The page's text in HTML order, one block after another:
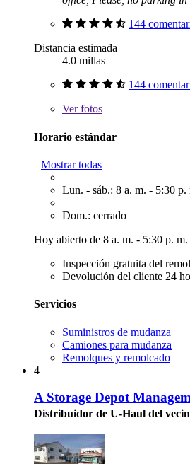
144
Distancia estimada
4.0 millas
144
Verfotos
Horario estándar
Mostrar todas
Lun. - sáb.: 8 a. m. - 5:30 p.
Dom.: cerrado
Hoy abierto de 8 a. m. - 5:30 p. m.
Inspección gratuita del
Devolución del cliente 24
Servicios
Suministros de mudanza
Camiones para mudanza
Remolques y remolcado
4
A Storage Depot
Distribuidor de U-Haul del